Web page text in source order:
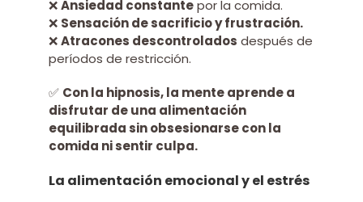
❌Ansiedad constantepor la comida.
❌ Sensación de sacrificio y frustración.
❌Atracones descontrolados después de
períodos de restricción.
✅ Con la hipnosis, la mente aprende a
disfrutar de una alimentación
equilibrada sin obsesionarse con la
comida ni sentir culpa.
La alimentación emocional y el estrés